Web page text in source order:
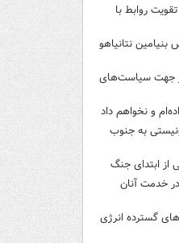
روابط با
نتانیاهو
جهت سیاست‌های
و نخواهم داد
به جنوب
خدمت آنان
گسترده انرژی